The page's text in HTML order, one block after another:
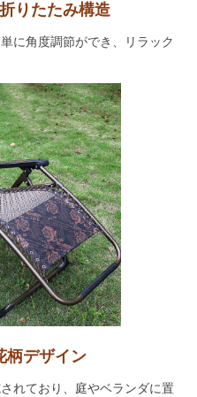
りたたみ構造
に角度調節ができ、リラック
柄デザイン
れており、庭やベランダに置